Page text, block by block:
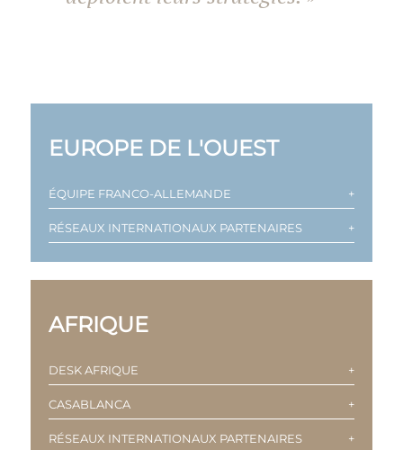
EUROPE DE L′OUEST
ÉQUIPE FRANCO-ALLEMANDE
RÉSEAUX INTERNATIONAUX PARTENAIRES
AFRIQUE
DESK AFRIQUE
CASABLANCA
RÉSEAUX INTERNATIONAUX PARTENAIRES